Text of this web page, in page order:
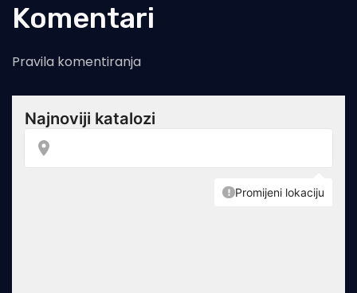
Komentari
Pravila komentiranja